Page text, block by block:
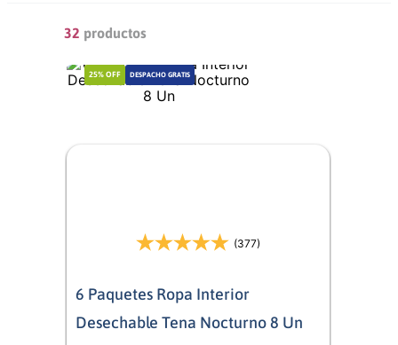
32 productos
25% OFF DESPACHO GRATIS
(377)
6 Paquetes Ropa Interior
Desechable Tena Nocturno 8 Un